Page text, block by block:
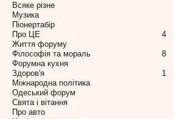
Всяке різне
Музика
Піонертабір
Про ЦЕ
4
Життя форуму
Філософія та мораль
8
Форумна кухня
Здоров'я
1
Міжнародна політика
Одеський форум
Свята і вітання
Про авто